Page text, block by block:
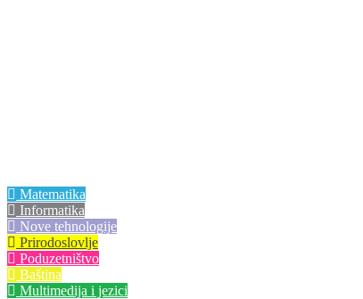
Matematika
Informatika
Nove tehnologije
Prirodoslovlje
Poduzetništvo
Baština
Multimedija i jezici